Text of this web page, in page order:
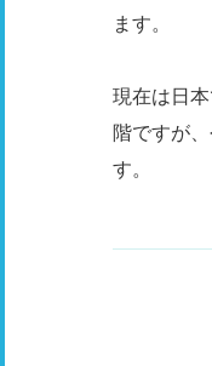
ます。
現在は日
階ですが
す。